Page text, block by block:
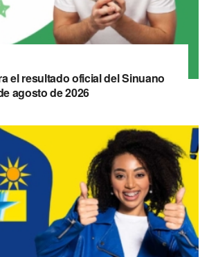
el resultado oficial del Sinuano
agosto de 2026